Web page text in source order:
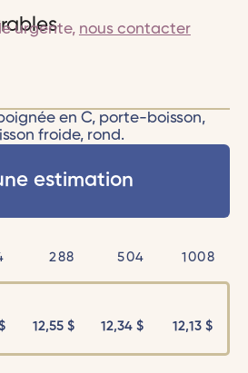
urgente, nous contacter
en C, porte-boisson,
froide, rond.
estimation
288 504 1008
12,55$ 12,34$ 12,13$